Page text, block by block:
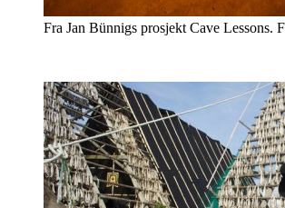
Fra Jan Bünnigs prosjekt Cave Lessons.